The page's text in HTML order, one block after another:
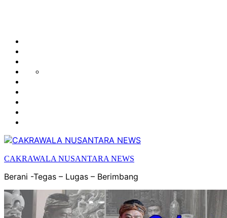
POLITIK
BUDAYA
CAKRAWALA NUSANTARA NEWS
Berani -Tegas – Lugas – Berimbang